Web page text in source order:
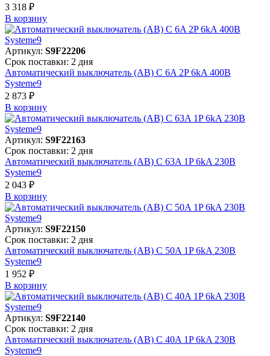
3 318 ₽
В корзинy
Артикул: S9F22206
Срок поставки: 2 дня
Автоматический выключатель (АВ) C 6A 2P 6kA 400В
Systeme9
2 873 ₽
В корзинy
Артикул: S9F22163
Срок поставки: 2 дня
Автоматический выключатель (АВ) C 63A 1P 6kA 230В
Systeme9
2 043 ₽
В корзинy
Артикул: S9F22150
Срок поставки: 2 дня
Автоматический выключатель (АВ) C 50A 1P 6kA 230В
Systeme9
1 952 ₽
В корзинy
Артикул: S9F22140
Срок поставки: 2 дня
Автоматический выключатель (АВ) C 40A 1P 6kA 230В
Systeme9